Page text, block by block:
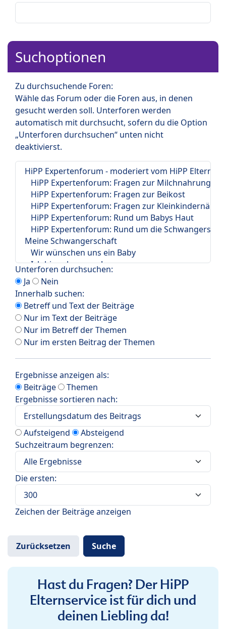
Suchoptionen
Zu durchsuchende Foren:
Wähle das Forum oder die Foren aus, in denen
gesucht werden soll. Unterforen werden
automatisch mit durchsucht, sofern du die Option
„Unterforen durchsuchen“ unten nicht
deaktivierst.
Unterforen durchsuchen:
Ja
Nein
Innerhalb suchen:
Betreff und Text der Beiträge
Nur im Text der Beiträge
Nur im Betreff der Themen
Nur im ersten Beitrag der Themen
Ergebnisse anzeigen als:
Beiträge
Themen
Ergebnisse sortieren nach:
Aufsteigend
Absteigend
Suchzeitraum begrenzen:
Die ersten:
Zeichen der Beiträge anzeigen
Hast du Fragen? Der HiPP
Elternservice ist für dich und
deinen Liebling da!